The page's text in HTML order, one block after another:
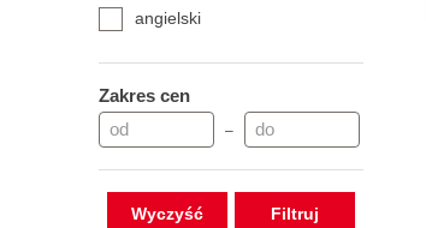
angielski
Zakres cen
–
Wyczyść